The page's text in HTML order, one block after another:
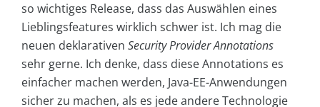
so wichtiges Release, dass das Auswählen eines
Lieblingsfeatures wirklich schwer ist. Ich mag die
neuen deklarativen Security Provider Annotations
sehr gerne. Ich denke, dass diese Annotations es
einfacher machen werden, Java-EE-Anwendungen
sicher zu machen, als es jede andere Technologie